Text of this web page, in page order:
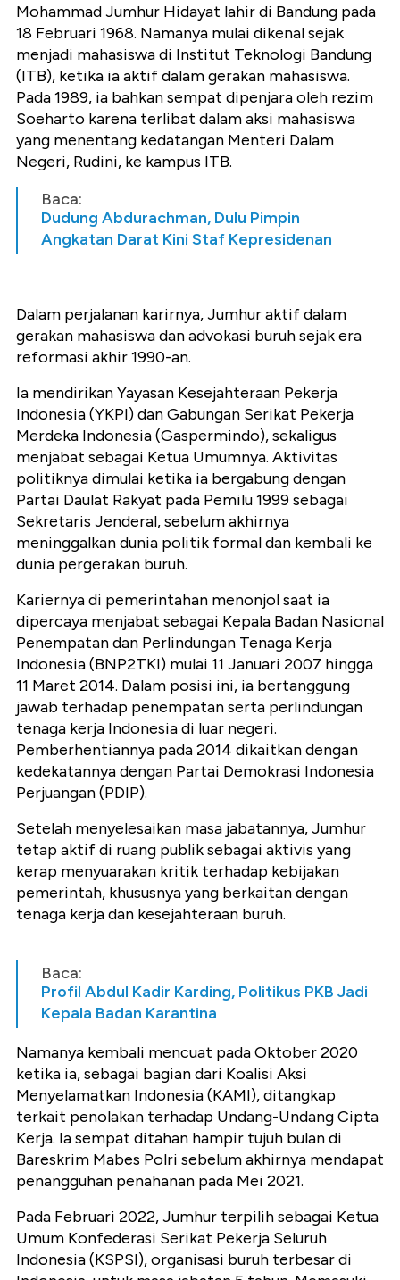
Mohammad Jumhur Hidayat lahir di Bandung pada
18 Februari 1968. Namanya mulai dikenal sejak
menjadi mahasiswa di Institut Teknologi Bandung
(ITB), ketika ia aktif dalam gerakan mahasiswa.
Pada 1989, ia bahkan sempat dipenjara oleh rezim
Soeharto karena terlibat dalam aksi mahasiswa
yang menentang kedatangan Menteri Dalam
Negeri, Rudini, ke kampus ITB.
Baca:
Dudung Abdurachman, Dulu Pimpin
Angkatan Darat Kini Staf Kepresidenan
Dalam perjalanan karirnya, Jumhur aktif dalam
gerakan mahasiswa dan advokasi buruh sejak era
reformasi akhir 1990-an.
Ia mendirikan Yayasan Kesejahteraan Pekerja
Indonesia (YKPI) dan Gabungan Serikat Pekerja
Merdeka Indonesia (Gaspermindo), sekaligus
menjabat sebagai Ketua Umumnya. Aktivitas
politiknya dimulai ketika ia bergabung dengan
Partai Daulat Rakyat pada Pemilu 1999 sebagai
Sekretaris Jenderal, sebelum akhirnya
meninggalkan dunia politik formal dan kembali ke
dunia pergerakan buruh.
Kariernya di pemerintahan menonjol saat ia
dipercaya menjabat sebagai Kepala Badan Nasional
Penempatan dan Perlindungan Tenaga Kerja
Indonesia (BNP2TKI) mulai 11 Januari 2007 hingga
11 Maret 2014. Dalam posisi ini, ia bertanggung
jawab terhadap penempatan serta perlindungan
tenaga kerja Indonesia di luar negeri.
Pemberhentiannya pada 2014 dikaitkan dengan
kedekatannya dengan Partai Demokrasi Indonesia
Perjuangan (PDIP).
Setelah menyelesaikan masa jabatannya, Jumhur
tetap aktif di ruang publik sebagai aktivis yang
kerap menyuarakan kritik terhadap kebijakan
pemerintah, khususnya yang berkaitan dengan
tenaga kerja dan kesejahteraan buruh.
Baca:
Profil Abdul Kadir Karding, Politikus PKB Jadi
Kepala Badan Karantina
Namanya kembali mencuat pada Oktober 2020
ketika ia, sebagai bagian dari Koalisi Aksi
Menyelamatkan Indonesia (KAMI), ditangkap
terkait penolakan terhadap Undang-Undang Cipta
Kerja. Ia sempat ditahan hampir tujuh bulan di
Bareskrim Mabes Polri sebelum akhirnya mendapat
penangguhan penahanan pada Mei 2021.
Pada Februari 2022, Jumhur terpilih sebagai Ketua
Umum Konfederasi Serikat Pekerja Seluruh
Indonesia (KSPSI), organisasi buruh terbesar di